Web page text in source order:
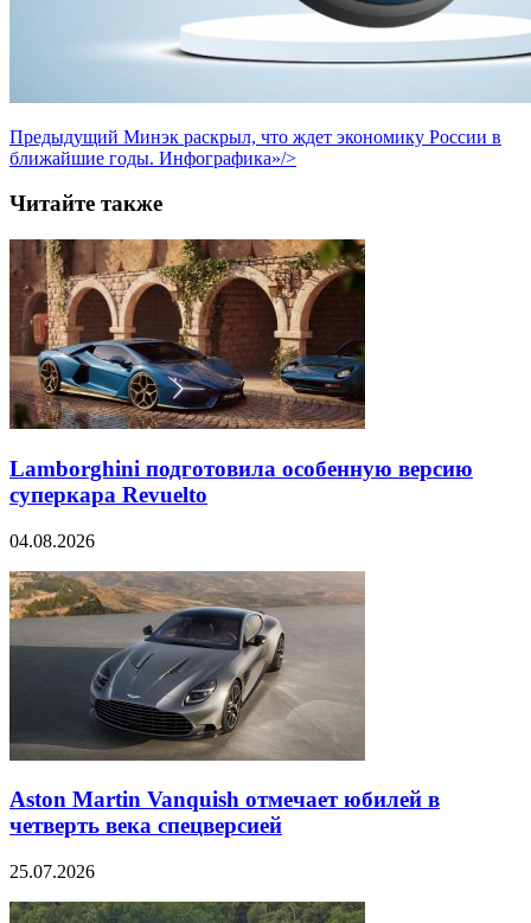
Предыдущий Минэк раскрыл, что ждет экономику России в
ближайшие годы. Инфографика»/>
Читайте также
Lamborghini подготовила особенную версию
суперкара Revuelto
04.08.2026
Aston Martin Vanquish отмечает юбилей в
четверть века спецверсией
25.07.2026